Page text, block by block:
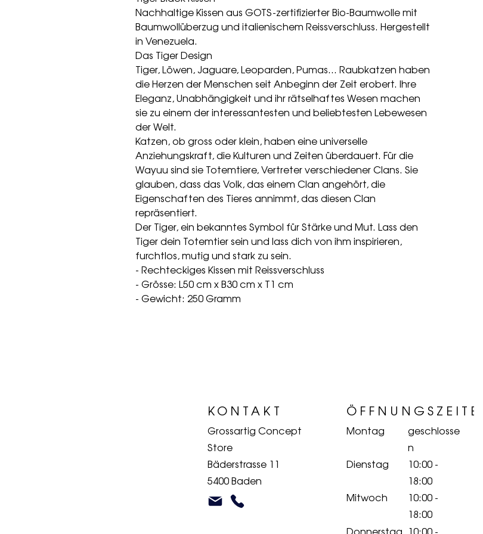
Nachhaltige Kissen aus GOTS-zertifizierter Bio-Baumwolle mit
Baumwollüberzug und italienischem Reissverschluss. Hergestellt
in Venezuela.
Das Tiger Design
Tiger, Löwen, Jaguare, Leoparden, Pumas... Raubkatzen haben
die Herzen der Menschen seit Anbeginn der Zeit erobert. Ihre
Eleganz, Unabhängigkeit und ihr rätselhaftes Wesen machen
sie zu einem der interessantesten und beliebtesten Lebewesen
der Welt.
Katzen, ob gross oder klein, haben eine universelle
Anziehungskraft, die Kulturen und Zeiten überdauert. Für die
Wayuu sind sie Totemtiere, Vertreter verschiedener Clans. Sie
glauben, dass das Volk, das einem Clan angehört, die
Eigenschaften des Tieres annimmt, das diesen Clan
repräsentiert.
Der Tiger, ein bekanntes Symbol für Stärke und Mut. Lass den
Tiger dein Totemtier sein und lass dich von ihm inspirieren,
furchtlos, mutig und stark zu sein.
- Rechteckiges Kissen mit Reissverschluss
- Grösse: L50 cm x B30 cm x T1 cm
- Gewicht: 250 Gramm
KONTAKT
Grossartig Concept
Store
Bäderstrasse 11
5400 Baden
Montag
geschlosse
n
Dienstag
10:00 -
18:00
Mitwoch
10:00 -
18:00